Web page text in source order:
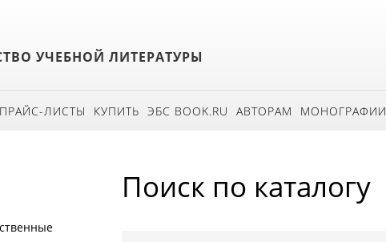
УЧЕБНОЙ ЛИТЕРАТУРЫ
ПРАЙС-ЛИСТЫ КУПИТЬ ЭБС BOOK.RU АВТОРАМ МОНОГРАФИИ
Поиск по каталогу